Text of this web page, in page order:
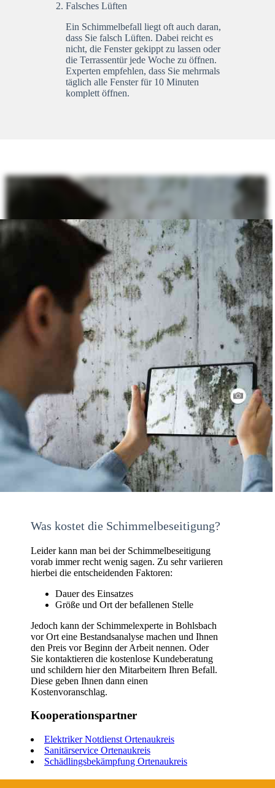
Falsches Lüften
Ein Schimmelbefall liegt oft auch daran,
dass Sie falsch Lüften. Dabei reicht es
nicht, die Fenster gekippt zu lassen oder
die Terrassentür jede Woche zu öffnen.
Experten empfehlen, dass Sie mehrmals
täglich alle Fenster für 10 Minuten
komplett öffnen.
Was kostet die Schimmelbeseitigung?
Leider kann man bei der Schimmelbeseitigung
vorab immer recht wenig sagen. Zu sehr variieren
hierbei die entscheidenden Faktoren:
Dauer des Einsatzes
Größe und Ort der befallenen Stelle
Jedoch kann der Schimmelexperte in Bohlsbach
vor Ort eine Bestandsanalyse machen und Ihnen
den Preis vor Beginn der Arbeit nennen. Oder
Sie kontaktieren die kostenlose Kundeberatung
und schildern hier den Mitarbeitern Ihren Befall.
Diese geben Ihnen dann einen
Kostenvoranschlag.
Kooperationspartner
Elektriker Notdienst Ortenaukreis
Sanitärservice Ortenaukreis
Schädlingsbekämpfung Ortenaukreis